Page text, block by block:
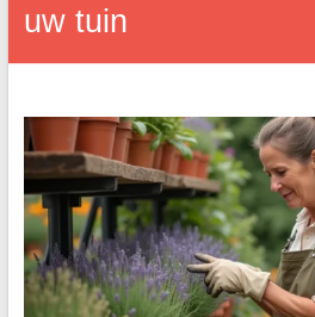
uw tuin